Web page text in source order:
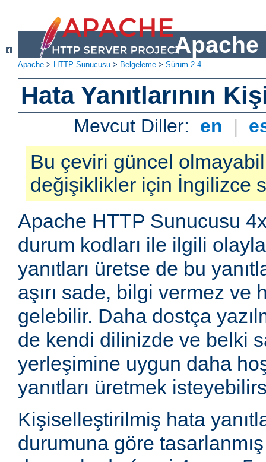
Apache
Apache > HTTP Sunucusu > Belgeleme > Sürüm 2.4
Hata Yanıtlarının
Mevcut Diller: en |
Bu çeviri güncel
değişiklikler için İngilizce
Apache HTTP Sunucusu
durum kodları ile ilgili
yanıtları üretse de bu
aşırı sade, bilgi vermez ve
gelebilir. Daha dostça
de kendi dilinizde ve belki
yerleşimine uygun daha
yanıtları üretmek
Kişiselleştirilmiş hata
durumuna göre